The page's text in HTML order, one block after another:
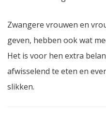
Zwangere vrouwen en
geven, hebben ook wat
Het is voor hen extra
afwisselend te eten en
slikken.